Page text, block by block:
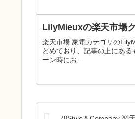
LilyMieuxの楽天市場
楽天市場 家電カテゴリの
とめており、記事の上にあ
ーン時にお...